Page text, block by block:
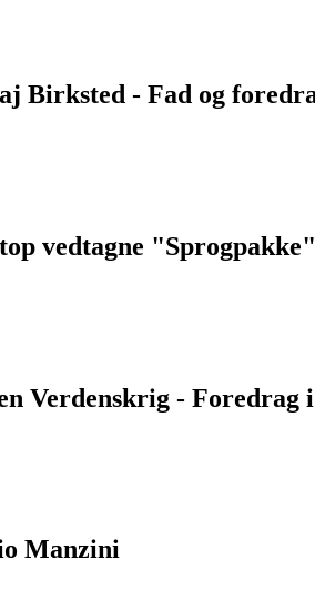
Birksted - Fad og
vedtagne
Verdenskrig - Foredrag
Manzini